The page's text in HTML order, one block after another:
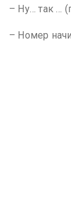
– Ну… так …
– Номер